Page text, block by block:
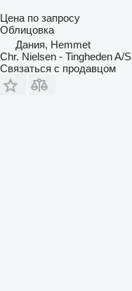
Цена по запросу
Облицовка
Дания, Hemmet
Chr. Nielsen - Tingheden A/S
Связаться с продавцом